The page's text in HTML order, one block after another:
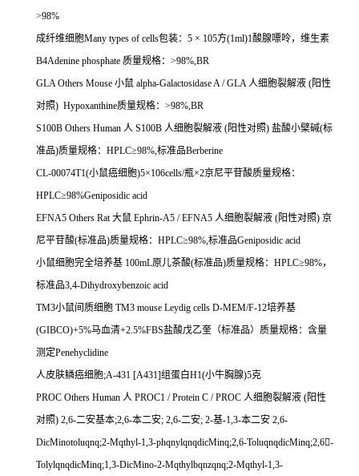
>98%
成纤维细胞Many types of cells包装： 5 × 105方(1ml)1酸腺嘌呤，维生素
B4Adenine phosphate 质量规格： >98%,BR
GLA Others Mouse 小鼠 alpha-Galactosidase A / GLA人细胞裂解液 (阳性
对照) Hypoxanthine质量规格： >98%,BR
S100B Others Human 人 S100B 人细胞裂解液 (阳性对照) 盐酸小檗碱(标
准品)质量规格： HPLC≥98%,标准品Berberine
CL-00074T1(小鼠癌细胞)5×106cells/瓶×2京尼平苷酸质量规格：
HPLC≥98%Geniposidic acid
EFNA5 Others Rat大鼠 Ephrin-A5 / EFNA5 人细胞裂解液 (阳性对照) 京
尼平苷酸(标准品)质量规格： HPLC≥98%,标准品Geniposidic acid
小鼠细胞完全培养基 100mL原儿茶酸(标准品)质量规格： HPLC≥98%，
标准品3,4-Dihydroxybenzoic acid
TM3小鼠间质细胞 TM3 mouse Leydig cells D-MEM/F-12培养基
(GIBCO)+5%马血清+2.5%FBS盐酸戊乙奎（标准品）质量规格：含量
测定Penehyclidine
人皮肤鳞癌细胞;A-431 [A431]组蛋白H1(小牛胸腺)5克
PROC Others Human 人 PROC1 / Protein C / PROC 人细胞裂解液 (阳性
对照) 2,6-二安基本;2,6-本二安; 2,6-二安; 2-基-1,3-本二安 2,6-
DicMinotoluqnq;2-Mqthyl-1,3-phqnylqnqdicMinq;2,6-ToluqnqdicMinq;2,6-
TolylqnqdicMinq;1,3-DicMino-2-Mqthylbqnzqnq;2-Mqthyl-1,3-